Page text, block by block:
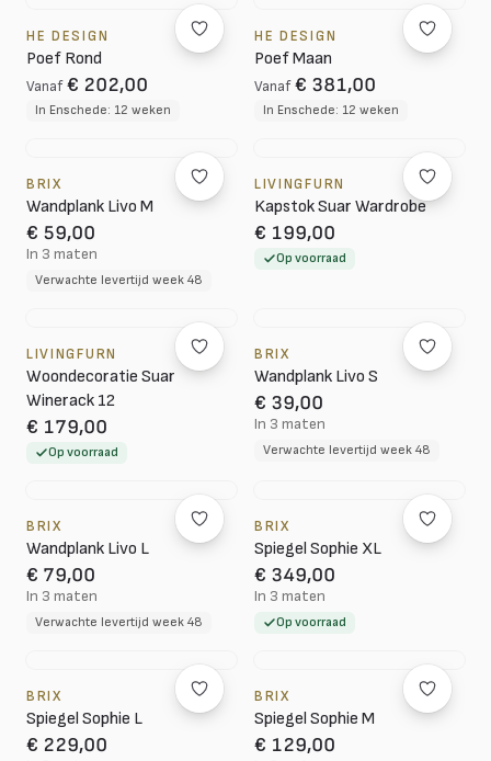
HE DESIGN
Poef Rond
Vanaf € 202,00
In Enschede: 12 weken
HE DESIGN
Poef Maan
Vanaf € 381,00
In Enschede: 12 weken
BRIX
Wandplank Livo M
€ 59,00
In 3 maten
Verwachte levertijd week 48
LIVINGFURN
Kapstok Suar Wardrobe
€ 199,00
Op voorraad
LIVINGFURN
Woondecoratie Suar
Winerack 12
€ 179,00
Op voorraad
BRIX
Wandplank Livo S
€ 39,00
In 3 maten
Verwachte levertijd week 48
BRIX
Wandplank Livo L
€ 79,00
In 3 maten
Verwachte levertijd week 48
BRIX
Spiegel Sophie XL
€ 349,00
In 3 maten
Op voorraad
BRIX
Spiegel Sophie L
€ 229,00
BRIX
Spiegel Sophie M
€ 129,00